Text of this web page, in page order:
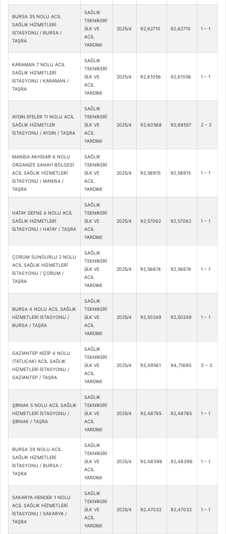
BURSA 35 NOLU ACIL
SAĞLIK HİZMETLERİ
ISTASYONU / BURSA /
TAŞRA
SAĞLIK
TEKNİKERİ
(İLK VE
ACİL
YARDIM)
2025/4 92,62710 92,62710 1 – 1
KARAMAN 7 NOLU ACİL
SAĞLIK HİZMETLERİ
İSTASYONU / KARAMAN /
TAŞRA
SAĞLIK
TEKNİKERİ
(İLK VE
ACİL
YARDIM)
2025/4 92,61056 92,61056 1 – 1
AYDIN EFELER 11 NOLU ACİL
SAĞLIK HİZMETLER
İSTASYONU / AYDIN / TAŞRA
SAĞLIK
TEKNİKERİ
(İLK VE
ACİL
YARDIM)
2025/4 92,60568 92,68557 2 – 2
MANİSA AKHİSAR 6 NOLU
ORGANİZE SANAYİ BÖLGESİ
ACİL SAĞLIK HİZMETLERİ
İSTASYONU / MANİSA /
TAŞRA
SAĞLIK
TEKNİKERİ
(İLK VE
ACİL
YARDIM)
2025/4 92,58915 92,58915 1 – 1
HATAY DEFNE 4 NOLU ACİL
SAĞLIK HİZMETLERİ
İSTASYONU / HATAY / TAŞRA
SAĞLIK
TEKNİKERİ
(İLK VE
ACİL
YARDIM)
2025/4 92,57062 92,57062 1 – 1
ÇORUM SUNGURLU 2 NOLU
ACİL SAĞLIK HİZMETLERİ
İSTASYONU / ÇORUM /
TAŞRA
SAĞLIK
TEKNİKERİ
(İLK VE
ACİL
YARDIM)
2025/4 92,56674 92,56674 1 – 1
BURSA 4 NOLU ACIL SAĞLIK
HİZMETLERİ ISTASYONU /
BURSA / TAŞRA
SAĞLIK
TEKNİKERİ
(İLK VE
ACİL
YARDIM)
2025/4 92,50249 92,50249 1 – 1
GAZİANTEP NİZİP 4 NOLU
(TATLICAK) ACİL SAĞLIK
HİZMETLERİ İSTASYONU /
GAZİANTEP / TAŞRA
SAĞLIK
TEKNİKERİ
(İLK VE
ACİL
YARDIM)
2025/4 92,49561 94,71695 3 – 3
ŞIRNAK 5 NOLU ACİL SAĞLIK
HİZMETLERİ İSTASYONU /
ŞIRNAK / TAŞRA
SAĞLIK
TEKNİKERİ
(İLK VE
ACİL
YARDIM)
2025/4 92,48785 92,48785 1 – 1
BURSA 39 NOLU ACİL
SAĞLIK HİZMETLERİ
İSTASYONU / BURSA /
TAŞRA
SAĞLIK
TEKNİKERİ
(İLK VE
ACİL
YARDIM)
2025/4 92,48396 92,48396 1 – 1
SAKARYA HENDEK 1 NOLU
ACİL SAĞLIK HİZMETLERİ
İSTASYONU / SAKARYA /
TAŞRA
SAĞLIK
TEKNİKERİ
(İLK VE
ACİL
YARDIM)
2025/4 92,47032 92,47032 1 – 1